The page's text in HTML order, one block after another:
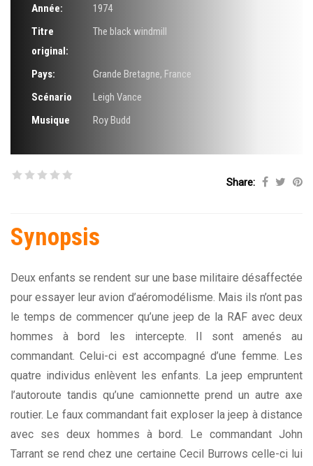
Année:
1974
Titre
original:
The black windmill
Pays:
Grande Bretagne, France
Scénario
Leigh Vance
Musique
Roy Budd
Share:
Synopsis
Deux enfants se rendent sur une base militaire désaffectée
pour essayer leur avion d’aéromodélisme. Mais ils n’ont pas
le temps de commencer qu’une jeep de la RAF avec deux
hommes à bord les intercepte. Il sont amenés au
commandant. Celui-ci est accompagné d’une femme. Les
quatre individus enlèvent les enfants. La jeep empruntent
l’autoroute tandis qu’une camionnette prend un autre axe
routier. Le faux commandant fait exploser la jeep à distance
avec ses deux hommes à bord. Le commandant John
Tarrant se rend chez une certaine Cecil Burrows celle-ci lui